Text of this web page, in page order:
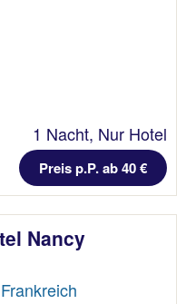
1 Nacht, Nur Hotel
Preis p.P. ab 40 €
Nancy